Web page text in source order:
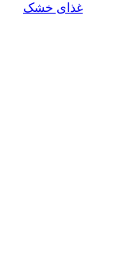
غذای خشک